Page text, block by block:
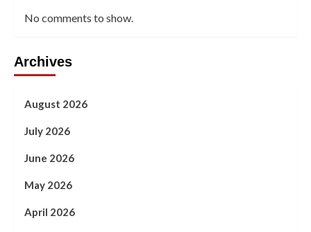
No comments to show.
Archives
August 2026
July 2026
June 2026
May 2026
April 2026